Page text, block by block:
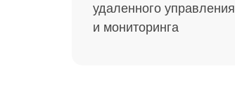
удаленного управления
и мониторинга